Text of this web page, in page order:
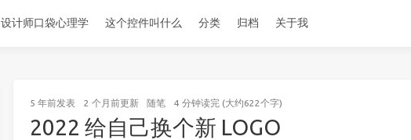
设计师口袋心理学 这个控件叫什么 分类 归档 关于我
5 年前发表 2 个月前更新 随笔 4 分钟读完 (大约622个字)
2022 给自己换个新 LOGO